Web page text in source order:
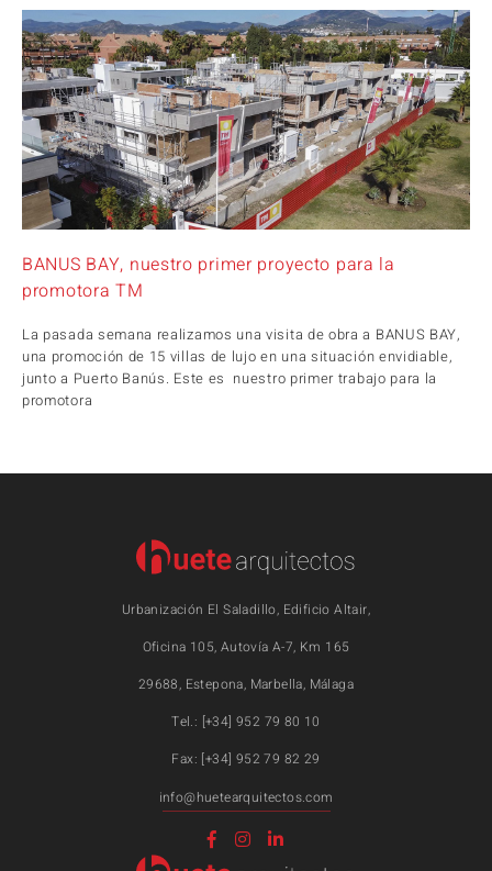
BANUS BAY, nuestro primer proyecto para la
promotora TM
La pasada semana realizamos una visita de obra a BANUS BAY,
una promoción de 15 villas de lujo en una situación envidiable,
junto a Puerto Banús. Este es nuestro primer trabajo para la
promotora
Urbanización El Saladillo, Edificio Altair,
Oficina 105, Autovía A-7, Km 165
29688, Estepona, Marbella, Málaga
Tel.: [+34] 952 79 80 10
Fax: [+34] 952 79 82 29
info@huetearquitectos.com